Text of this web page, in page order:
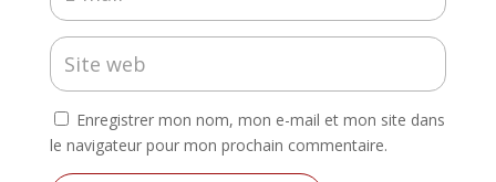
Enregistrer mon nom, mon e-mail et mon site dans
le navigateur pour mon prochain commentaire.